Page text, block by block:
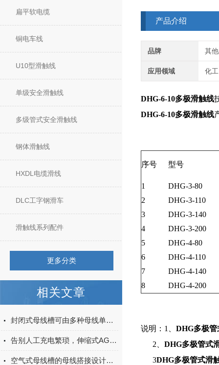
扁平软电缆
铜电车线
U10型滑触线
单级安全滑触线
多级管式安全滑触线
钢体滑触线
HXDL电缆滑线
DLC工字钢滑车
滑触线系列配件
更多分类
相关文章
封闭式母线槽可由多种母线单元组成，它们分别是？
告别人工充电繁琐，伸缩式AGV智能充电站自动补能更省心
空气式母线槽的母线搭接设计原则
产品介绍
品牌 其
应用领域 化
DHG-6-10多极滑触线
DHG-6-10多极滑触线
序号 型号
1
DHG-3-80
2
DHG-3-110
3
DHG-3-140
4
DHG-3-200
5
DHG-4-80
6
DHG-4-110
7
DHG-4-140
8
DHG-4-200
说明：1、 DHG多极管
2、 DHG多极管式
3DHG多极管式滑